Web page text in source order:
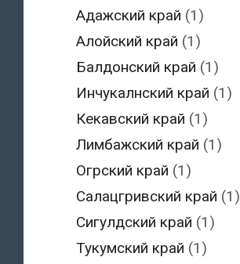
Адажский край (1)
Алойский край (1)
Балдонский край (1)
Инчукалнский край (1)
Кекавский край (1)
Лимбажский край (1)
Огрский край (1)
Салацгривский край (1)
Сигулдский край (1)
Тукумский край (1)